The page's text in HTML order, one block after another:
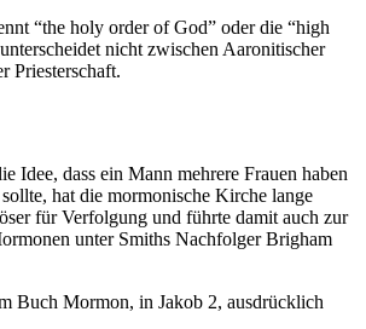
“the holy order of God” oder die “high
nicht zwischen Aaronitischer
Priesterschaft.
Idee, dass ein Mann mehrere Frauen haben
hat die mormonische Kirche lange
für Verfolgung und führte damit auch zur
unter Smiths Nachfolger Brigham
Buch Mormon, in Jakob 2, ausdrücklich